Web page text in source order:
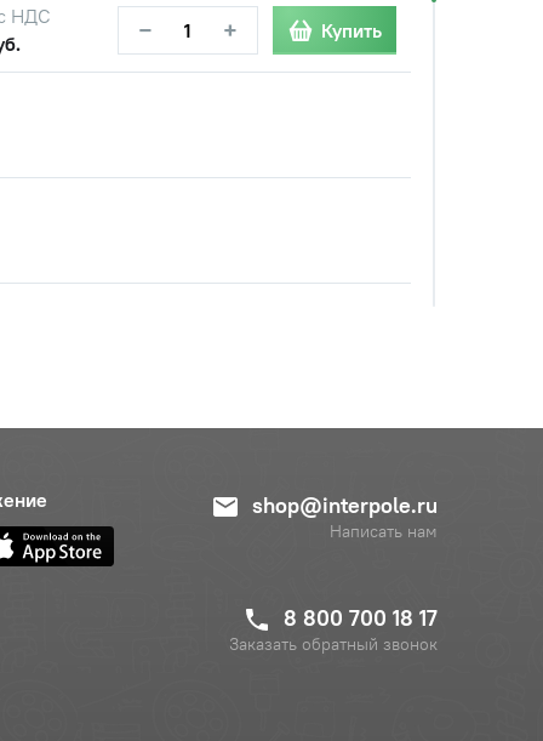
НДС
− + Купить
− + Купить
shop@interpole.ru
Написать нам
8 800 700 18 17
Заказать обратный звонок